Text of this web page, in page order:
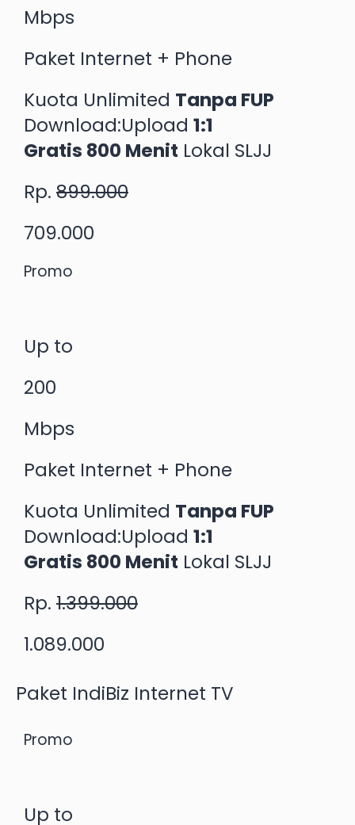
Mbps
Paket Internet + Phone
Kuota Unlimited Tanpa FUP
Download:Upload 1:1
Gratis 800 Menit Lokal SLJJ
Rp. 899.000
709.000
Promo
Up to
200
Mbps
Paket Internet + Phone
Kuota Unlimited Tanpa FUP
Download:Upload 1:1
Gratis 800 Menit Lokal SLJJ
Rp. 1.399.000
1.089.000
Paket IndiBiz Internet TV
Promo
Up to